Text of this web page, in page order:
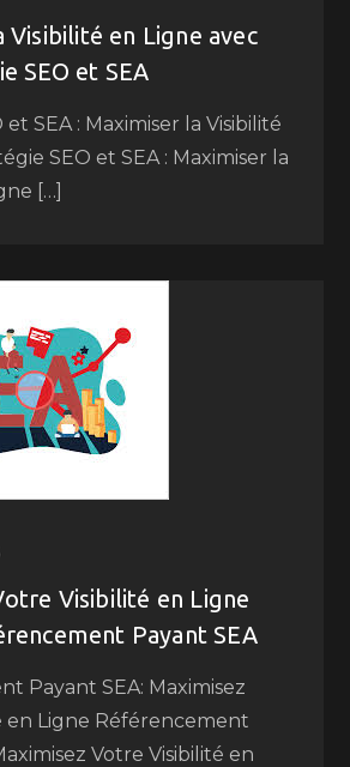
Visibilité en Ligne avec
SEO et SEA
SEA : Maximiser la Visibilité
SEO et SEA : Maximiser la
[…]
Visibilité en Ligne
Payant SEA
Payant SEA: Maximisez
en Ligne Référencement
Votre Visibilité en